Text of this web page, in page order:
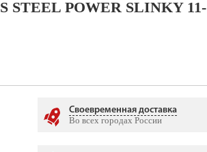
STEEL POWER SLINKY 11-
Своевременная доставка
Во всех городах России